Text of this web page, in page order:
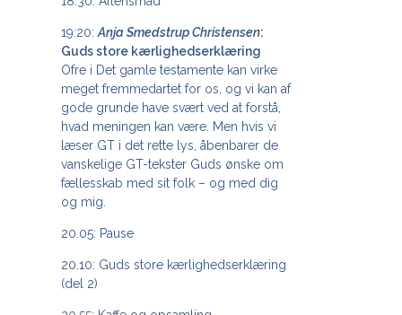
19:20: Anja Smedstrup Christensen:
Guds store kærlighedserklæring
Ofre i Det gamle testamente kan virke
meget fremmedartet for os, og vi kan af
gode grunde have svært ved at forstå,
hvad meningen kan være. Men hvis vi
læser GT i det rette lys, åbenbarer de
vanskelige GT-tekster Guds ønske om
fællesskab med sit folk – og med dig
og mig.
20.05: Pause
20.10: Guds store kærlighedserklæring
(del 2)